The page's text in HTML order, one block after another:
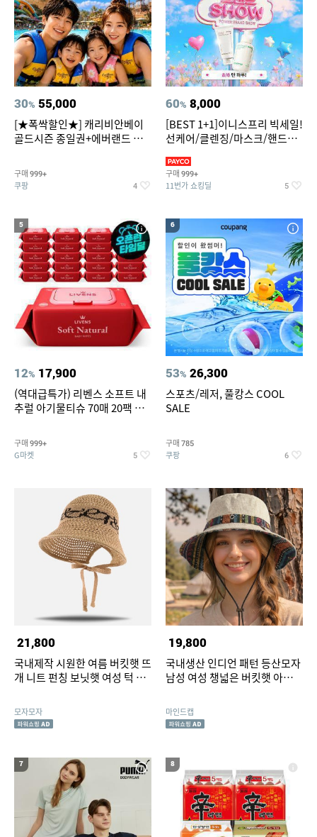
30% 55,000
[★폭싹할인★] 캐리비안베이
골드시즌 종일권+에버랜드 오
구매 999+
쿠팡 4
60% 8,000
[BEST 1+1]이니스프리 빅세일!
선케어/클렌징/마스크/핸드크
구매 999+
11번가 쇼킹딜 5
5
12% 17,900
(역대급특가) 리벤스 소프트 내
추럴 아기물티슈 70매 20팩 캡
구매 999+
G마켓 5
6
53% 26,300
스포츠/레저, 풀캉스 COOL
SALE
구매 785
쿠팡 6
21,800
국내제작 시원한 여름 버킷햇 뜨
개 니트 펀칭 보닛햇 여성 턱 끈
모자모자
19,800
국내생산 인디언 패턴 등산모자
남성 여성 챙넓은 버킷햇 아웃도
마인드캡
7 8